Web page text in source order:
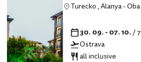
Turecko,Alanya-Oba
30. 09. - 07. 10./
Ostrava
all inclusive